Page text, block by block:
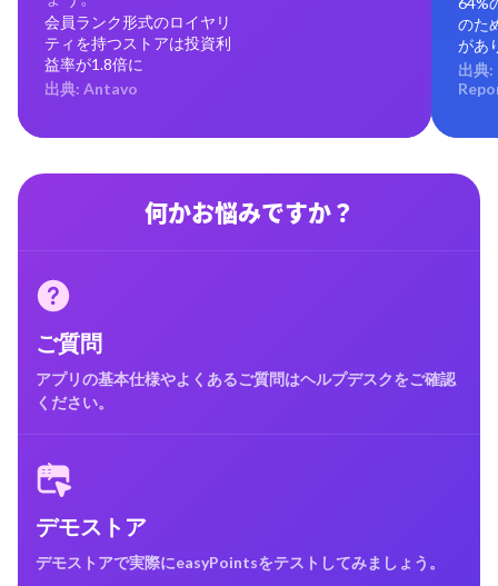
会員ランク形式のロイヤリ
ティを持つストアは投資利
益率が1.8倍に
出典: Antavo
のた
があ
出典
何かお悩みですか？
ご質問
アプリの基本仕様やよくあるご質問はヘルプデスクをご確認
ください。
デモストア
デモストアで実際にeasyPointsをテストしてみましょう。